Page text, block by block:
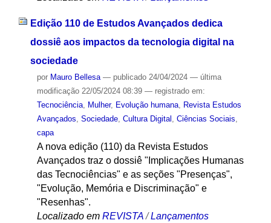
Edição 110 de Estudos Avançados dedica
dossiê aos impactos da tecnologia digital na
sociedade
por Mauro Bellesa — publicado24/04/2024 — última
modificação22/05/2024 08:39 — registrado em:
Tecnociência, Mulher, Evolução humana, Revista Estudos
Avançados Sociedade, Cultura Digital Ciências Sociais
capa
A nova edição (110) da Revista Estudos
Avançados traz o dossiê "Implicações Humanas
das Tecnociências" e as seções "Presenças",
"Evolução, Memória e Discriminação" e
"Resenhas".
Localizado em REVISTA /Lançamentos